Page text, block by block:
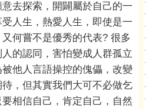
去探索，開闢屬於自己的一
人生，熱愛人生，即使是一
何嘗不是優秀的代表? 很多
的認同，害怕變成人群孤立
他人言語操控的傀儡，改變
，但其實我們大可不必做乞
相信自己，肯定自己，自然